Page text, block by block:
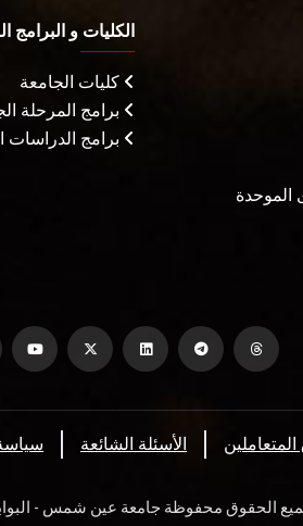
الموحدة
الكليات و البرامج
كليات الجامعة
برامج المرحلة
برامج الدراسات
الأسئلة الشائعة المتعاملين
الحقوق محفوظة جامعة عين شمس - البوابة